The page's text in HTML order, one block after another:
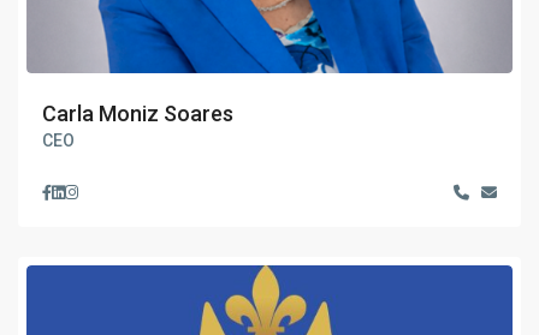
Carla Moniz Soares
CEO